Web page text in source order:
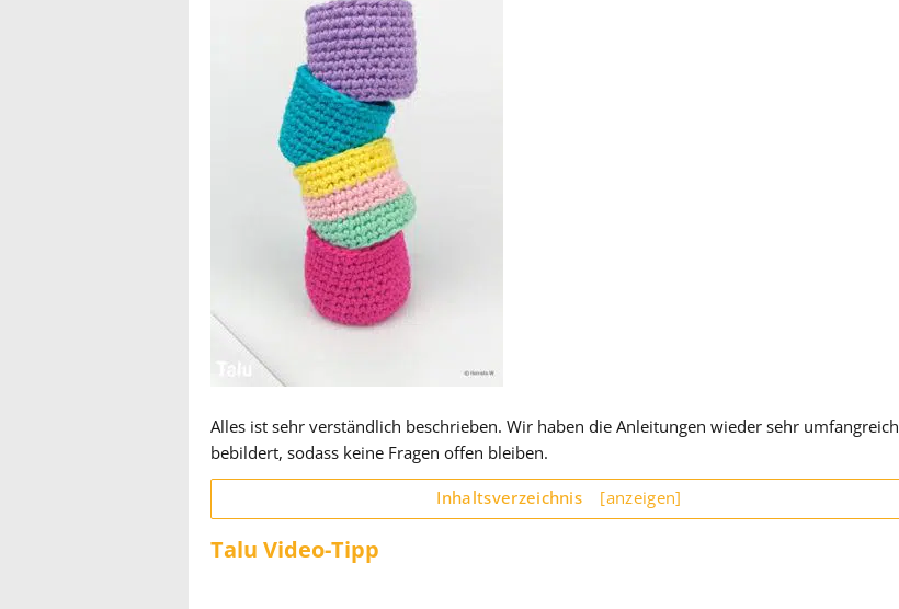
Alles ist sehr verständlich beschrieben. Wir haben die Anleitungen wieder sehr umfangreich
bebildert, sodass keine Fragen offen bleiben.
Inhaltsverzeichnis [anzeigen]
Talu Video-Tipp